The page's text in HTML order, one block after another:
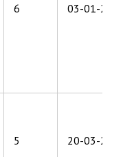
6 03-01-
5 20-03-